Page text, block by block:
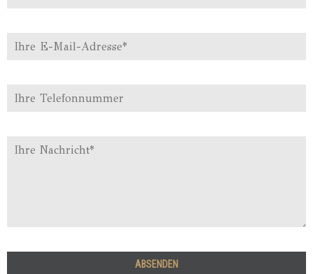
ABSENDEN